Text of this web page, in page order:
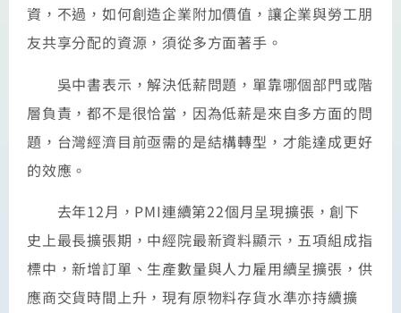
資，不過，如何創造企業附加價值，讓企業與勞工朋
友共享分配的資源，須從多方面著手。
吳中書表示，解決低薪問題，單靠哪個部門或階
層負責，都不是很恰當，因為低薪是來自多方面的問
題，台灣經濟目前亟需的是結構轉型，才能達成更好
的效應。
去年12月，PMI連續第22個月呈現擴張，創下
史上最長擴張期，中經院最新資料顯示，五項組成指
標中，新增訂單、生產數量與人力雇用續呈擴張，供
應商交貨時間上升，現有原物料存貨水準亦持續擴